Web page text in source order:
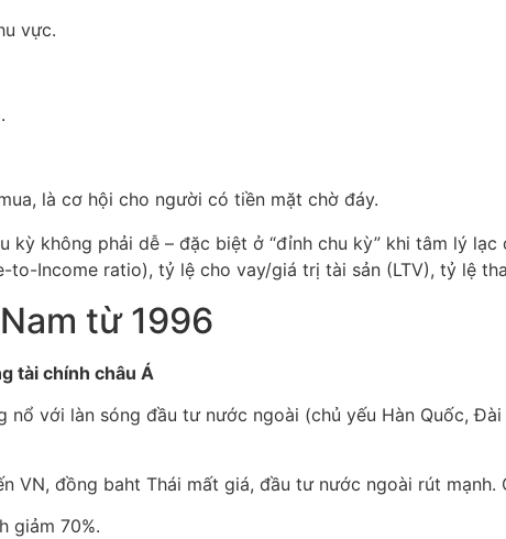
vực.
là cơ hội cho người có tiền mặt chờ đáy.
kỳ không phải dễ – đặc biệt ở “đỉnh chu kỳ” khi tâm lý
to-Income ratio), tỷ lệ cho vay/giá trị tài sản (LTV), tỷ lệ
từ 1996
tài chính châu Á
với làn sóng đầu tư nước ngoài (chủ yếu Hàn Quốc, Đài
VN, đồng baht Thái mất giá, đầu tư nước ngoài rút mạnh.
giảm 70%.